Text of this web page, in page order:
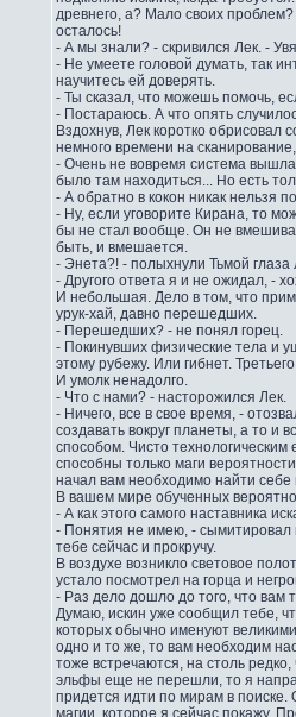
древнего, а? Мало своих
осталось!
- А мы знали? - скривился Лек. -
- Не умеете головой думать, так
научитесь ей доверять.
- Ты сказал, что можешь помочь,
- Постараюсь. А что опять
Вздохнув, Лек коротко
немного времени на
- Очень не вовремя система
было там находиться... Но есть
- А обратно в кокон никак нельзя
- Ну, если уговорите Кирана, то
бы не стал вообще. Он не
быть, и вмешается.
- Энета?! - полыхнули Тьмой
- Другого ответа я и не ожидал, -
И небольшая. Дело в том, что
урук-хай, давно перешедших.
- Перешедших? - не понял горец.
- Покинувших физические тела и
этому рубежу. Или гибнет.
И умолк ненадолго.
- Что с нами? - насторожился Лек.
- Ничего, все в свое время, -
создавать вокруг планеты, а то и
способом. Чисто
способны только маги
начал вам необходимо найти
В вашем мире обученных
- А как этого самого наставника
- Понятия не имею, - сымитировал
тебе сейчас и прокручу.
В воздухе возникло световое
устало посмотрел на горца и
- Раз дело дошло до того, что вам
Думаю, искин уже сообщил тебе,
которых обычно именуют
одно и то же, то вам необходим
тоже встречаются, на столь
эльфы еще не перешли, то я
придется идти по мирам в
магии, которое я сейчас покажу.